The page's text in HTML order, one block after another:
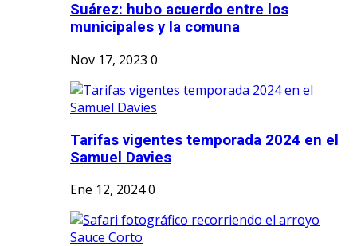
Suárez: hubo acuerdo entre los
municipales y la comuna
Nov 17, 2023 0
Tarifas vigentes temporada 2024 en el
Samuel Davies
Ene 12, 20240